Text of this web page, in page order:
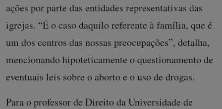
ações por parte das entidades representativas das
igrejas. “É o caso daquilo referente à família, que é
um dos centros das nossas preocupações”, detalha,
mencionando hipoteticamente o questionamento de
eventuais leis sobre o aborto e o uso de drogas.
Para o professor de Direito da Universidade de